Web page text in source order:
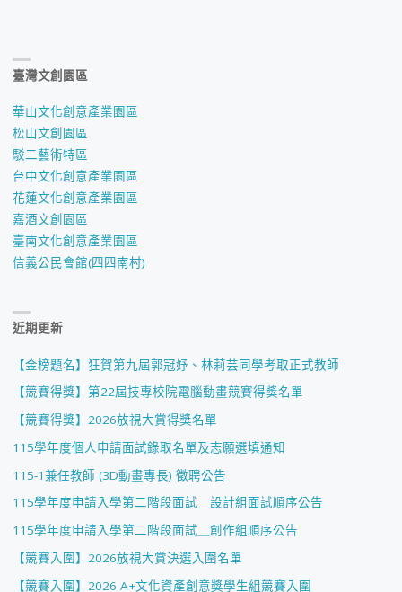
臺灣文創園區
華山文化創意產業園區
松山文創園區
駁二藝術特區
台中文化創意產業園區
花蓮文化創意產業園區
嘉酒文創園區
臺南文化創意產業園區
信義公民會館(四四南村)
近期更新
【金榜題名】狂賀第九屆郭冠妤、林莉芸同學考取正式教師
【競賽得獎】第22屆技專校院電腦動畫競賽得獎名單
【競賽得獎】2026放視大賞得獎名單
115學年度個人申請面試錄取名單及志願選填通知
115-1兼任教師 (3D動畫專長) 徵聘公告
115學年度申請入學第二階段面試＿設計組面試順序公告
115學年度申請入學第二階段面試＿創作組順序公告
【競賽入圍】2026放視大賞決選入圍名單
【競賽入圍】2026 A+文化資產創意獎學生組競賽入圍